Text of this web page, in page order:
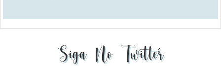
Siga No Twitter